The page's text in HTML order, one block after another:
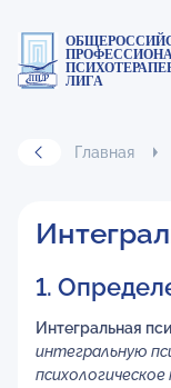
ЛИГА
Главная
1.
Интегральная
интегральную